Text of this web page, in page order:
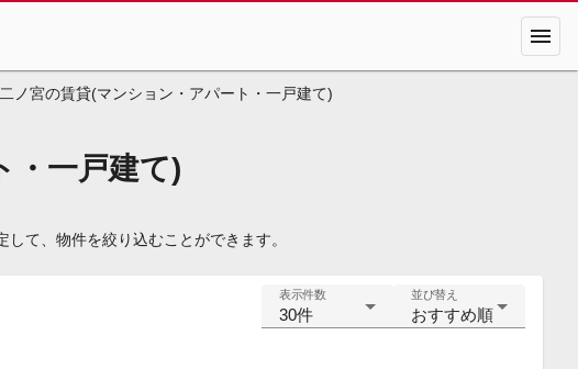
menu
ノ宮の賃貸(マンション・アパート・一戸建て)
・一戸建て)
て、物件を絞り込むことができます。
表示件数
30件
並び替え
おすすめ順